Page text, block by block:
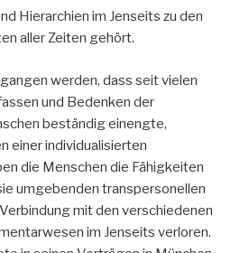
Hierarchien im Jenseits zu den
aller Zeiten gehört.
werden, dass seit vielen
und Bedenken der
beständig einengte,
einer individualisierten
die Menschen die Fähigkeiten
umgebenden transpersonellen
mit den verschiedenen
im Jenseits verloren.